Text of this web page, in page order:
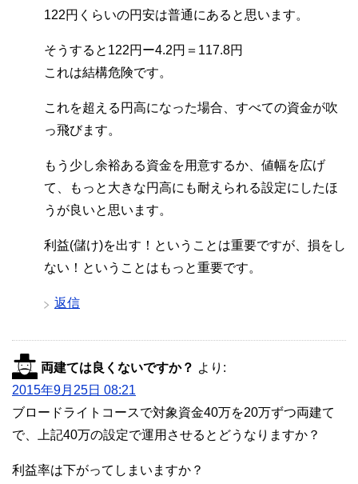
122円くらいの円安は普通にあると思います。
そうすると122円ー4.2円＝117.8円
これは結構危険です。
これを超える円高になった場合、すべての資金が吹
っ飛びます。
もう少し余裕ある資金を用意するか、値幅を広げ
て、もっと大きな円高にも耐えられる設定にしたほ
うが良いと思います。
利益(儲け)を出す！ということは重要ですが、損をし
ない！ということはもっと重要です。
返信
両建ては良くないですか？ より:
2015年9月25日 08:21
ブロードライトコースで対象資金40万を20万ずつ両建て
で、上記40万の設定で運用させるとどうなりますか？
利益率は下がってしまいますか？